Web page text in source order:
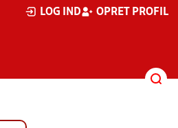
LOG IND OPRET PROFIL